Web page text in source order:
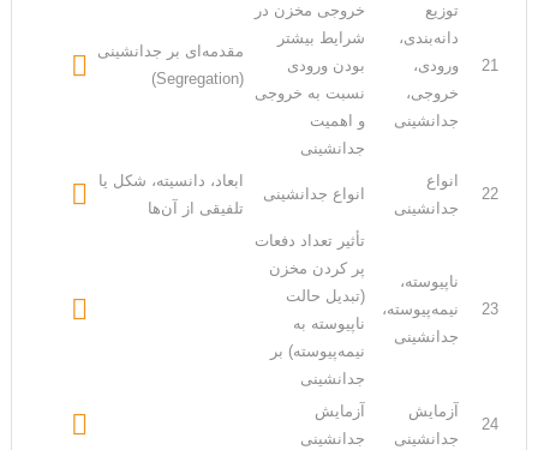
21
توزیع
دانه‌بندی،
ورودی،
خروجی،
جدانشینی
خروجی مخزن در
شرایط بیشتر
بودن ورودی
نسبت به خروجی
و اهمیت
جدانشینی
مقدمه‌ای بر جدانشینی
(Segregation)

22
انواع
جدانشینی
انواع جدانشینی
ابعاد، دانسیته، شکل یا
تلفیقی از آن‌ها

23
ناپیوسته،
نیمه‌پیوسته،
جدانشینی
تأثیر تعداد دفعات
پر کردن مخزن
(تبدیل حالت
ناپیوسته به
نیمه‌پیوسته) بر
جدانشینی

24
آزمایش
جدانشینی
آزمایش
جدانشینی
